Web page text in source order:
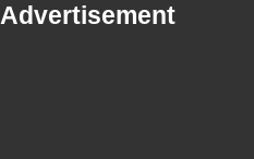
Advertisement